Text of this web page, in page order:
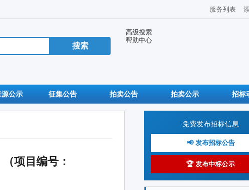
服务列表
高级搜索
帮助中心
公示 征集公告 拍卖公告 拍卖公示 招标
项目编号：
免费发布招标信息
📢 发布招标公告
🏆 发布中标公示